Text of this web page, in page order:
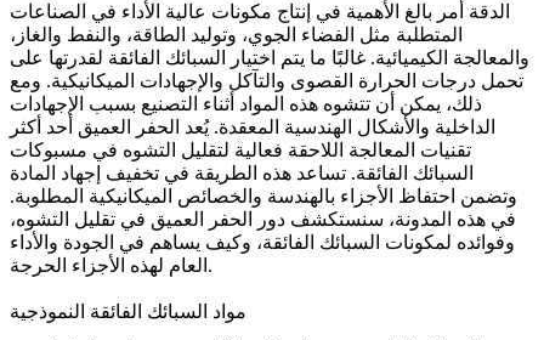
الدقة أمر بالغ الأهمية في إنتاج مكونات عالية الأداء في الصناعات
المتطلبة مثل الفضاء الجوي، وتوليد الطاقة، والنفط والغاز،
والمعالجة الكيميائية. غالبًا ما يتم اختيار السبائك الفائقة لقدرتها على
تحمل درجات الحرارة القصوى والتآكل والإجهادات الميكانيكية. ومع
ذلك، يمكن أن تتشوه هذه المواد أثناء التصنيع بسبب الإجهادات
الداخلية والأشكال الهندسية المعقدة. يُعد الحفر العميق أحد أكثر
تقنيات المعالجة اللاحقة فعالية لتقليل التشوه في مسبوكات
السبائك الفائقة. تساعد هذه الطريقة في تخفيف إجهاد المادة
وتضمن احتفاظ الأجزاء بالهندسة والخصائص الميكانيكية المطلوبة.
في هذه المدونة، سنستكشف دور الحفر العميق في تقليل التشوه،
وفوائده لمكونات السبائك الفائقة، وكيف يساهم في الجودة والأداء
العام لهذه الأجزاء الحرجة.
مواد السبائك الفائقة النموذجية